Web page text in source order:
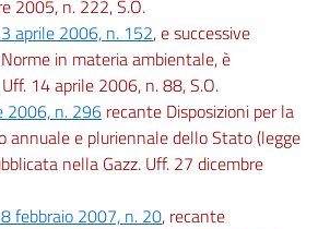
2005, n. 222, S.O.
aprile 2006, n. 152, e successive
in materia ambientale, è
14 aprile 2006, n. 88, S.O.
2006, n. 296 recante Disposizioni per la
annuale e pluriennale dello Stato (legge
nella Gazz. Uff. 27 dicembre
febbraio 2007, n. 20, recante